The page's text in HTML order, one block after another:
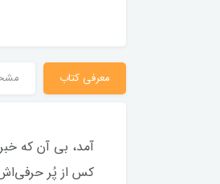
معرفی کتاب
آمد، بی آن که
کس از پُر